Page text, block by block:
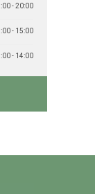
- 20:00
- 15:00
- 14:00